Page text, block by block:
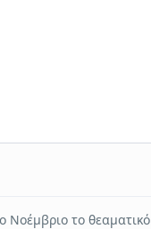
το θεαματικό